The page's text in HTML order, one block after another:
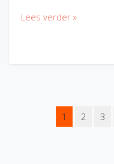
Lees verder »
1 2 3